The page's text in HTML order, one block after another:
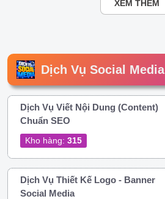
XEM THÊM
Dịch Vụ Social Media
Dịch Vụ Viết Nội Dung (Content)
Chuẩn SEO
Kho hàng: 315
Dịch Vụ Thiết Kế Logo - Banner
Social Media